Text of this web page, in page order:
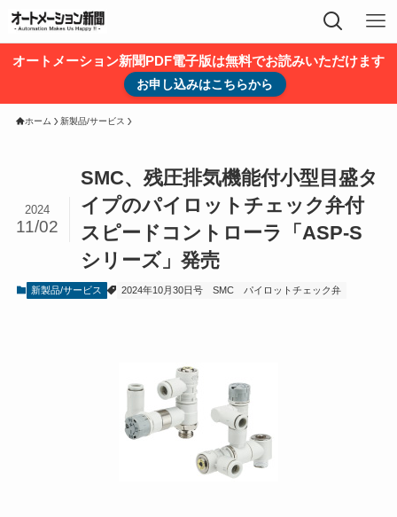
オートメーション新聞PDF電子版は無料でお読みいただけます
お申し込みはこちらから
ホーム 新製品/サービス
SMC、残圧排気機能付小型目盛タ
イプのパイロットチェック弁付
スピードコントローラ「ASP-S
シリーズ」発売
2024
11/02
新製品/サービス 2024年10月30日号 SMC パイロットチェック弁